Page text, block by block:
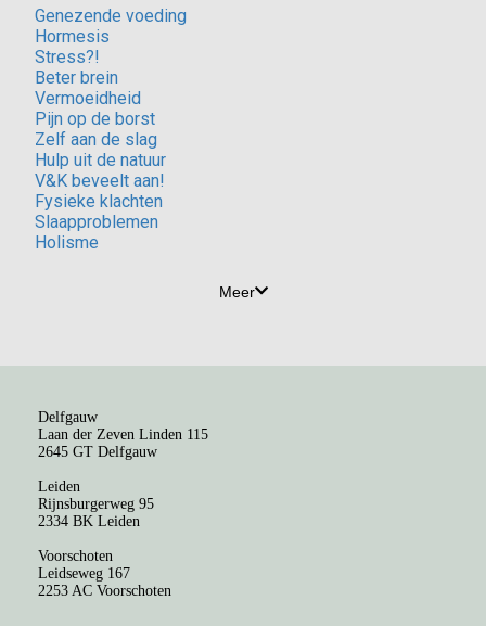
Genezende voeding
Hormesis
Stress?!
Beter brein
Vermoeidheid
Pijn op de borst
Zelf aan de slag
Hulp uit de natuur
V&K beveelt aan!
Fysieke klachten
Slaapproblemen
Holisme
Meer
Delfgauw
Laan der Zeven Linden 115
2645 GT Delfgauw
Leiden
Rijnsburgerweg 95
2334 BK Leiden
Voorschoten
Leidseweg 167
2253 AC Voorschoten